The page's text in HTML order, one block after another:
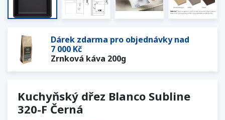
Dárek zdarma pro objednávky nad
7 000 Kč
Zrnková káva 200g
Kuchyňský dřez Blanco Subline
320-F Černá